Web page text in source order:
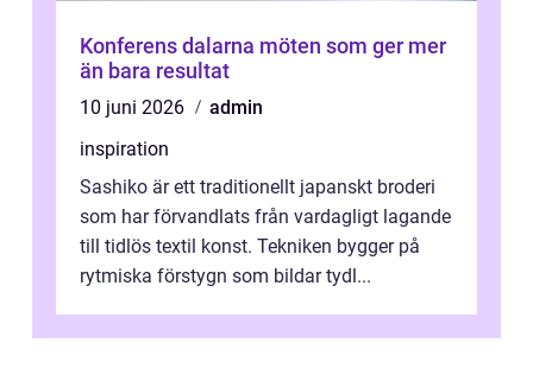
Konferens dalarna möten som ger mer
än bara resultat
10 juni 2026
admin
inspiration
Sashiko är ett traditionellt japanskt broderi
som har förvandlats från vardagligt lagande
till tidlös textil konst. Tekniken bygger på
rytmiska förstygn som bildar tydl...